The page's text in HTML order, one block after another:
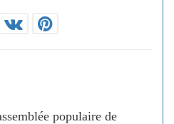
populaire de